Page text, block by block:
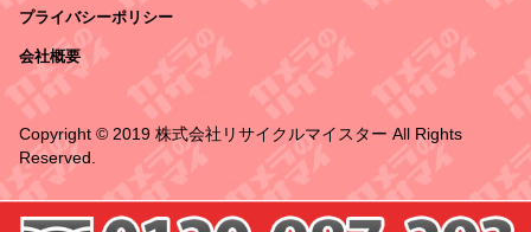
プライバシーポリシー
会社概要
Copyright © 2019 株式会社リサイクルマイスター All Rights
Reserved.